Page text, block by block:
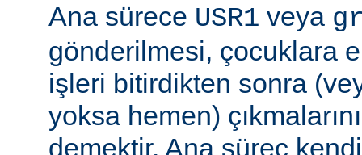
Ana sürece USR1 veya
gönderilmesi, çocuklara
işleri bitirdikten sonra
yoksa hemen)
demektir. Ana süreç